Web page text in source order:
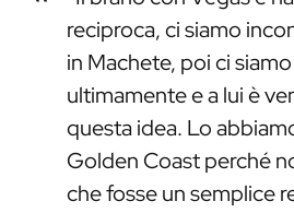
reciproca, ci siamo
in Machete, poi ci
ultimamente e a lui è
questa idea. Lo
Golden Coast perché
che fosse un semplice